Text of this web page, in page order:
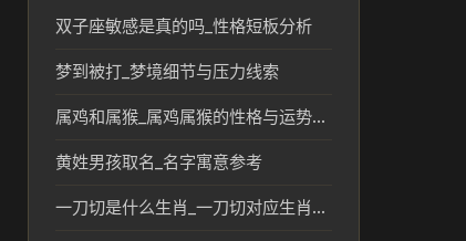
双子座敏感是真的吗_性格短板分析
梦到被打_梦境细节与压力线索
属鸡和属猴_属鸡属猴的性格与运势民俗解读
黄姓男孩取名_名字寓意参考
一刀切是什么生肖_一刀切对应生肖民俗文化解读